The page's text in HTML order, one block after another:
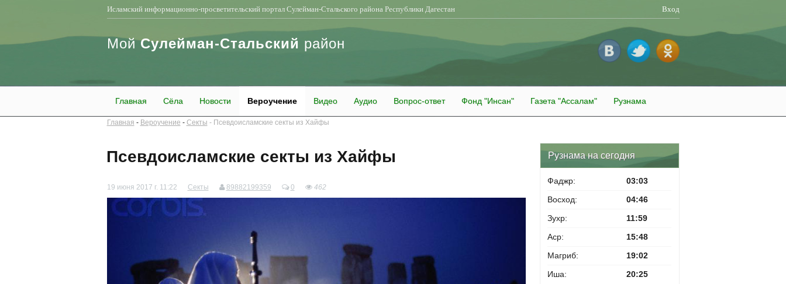
Исламский информационно-просветительский портал Сулейман-Стальского района Республики Дагестан Вход
МойСулейман-Стальский район
Главная Сёла Новости Вероучение Видео Аудио Вопрос-ответ Фонд "Инсан" Газета "Ассалам" Рузнама
Главная Вероучение Секты Псевдоисламские секты из Хайфы
Псевдоисламские секты из Хайфы
19 июня 2017 г. 11:22 Секты 89882199359 0 462
Рузнама на сегодня
Фаджр:
03:03
Восход:
04:46
Зухр:
11:59
Аср:
15:48
Магриб:
19:02
Иша:
20:25